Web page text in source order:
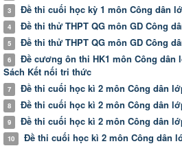
3 Đề thi cuối học kỳ 1 môn Công dân
4 Đề thi thử THPT QG môn GD Công
5 Đề thi thử THPT QG môn GD Công
6 Đề cương ôn thi HK1 môn Công dân
Sách Kết nối tri thức
7 Đề thi cuối học kì 2 môn Công dân
8 Đề thi cuối học kì 2 môn Công dân
9 Đề thi cuối học kì 2 môn Công dân
10 Đề thi cuối học kì 2 môn Công dân